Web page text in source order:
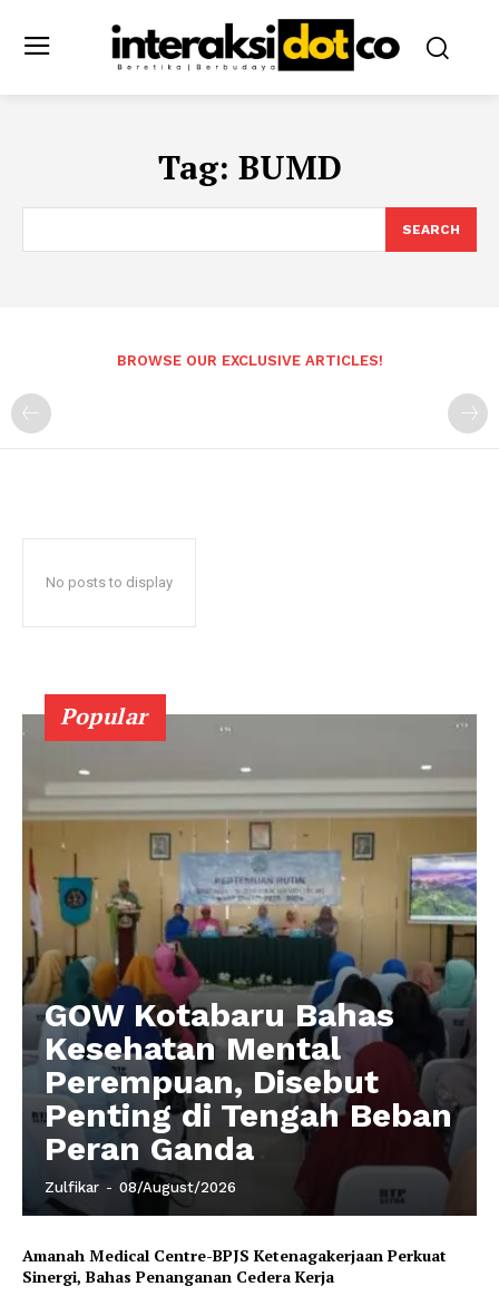
Tag: BUMD
SEARCH
BROWSE OUR EXCLUSIVE ARTICLES!
No posts to display
Popular
GOW Kotabaru Bahas
Kesehatan Mental
Perempuan, Disebut
Penting di Tengah Beban
Peran Ganda
Zulfikar - 08/August/2026
Amanah Medical Centre-BPJS Ketenagakerjaan Perkuat
Sinergi, Bahas Penanganan Cedera Kerja